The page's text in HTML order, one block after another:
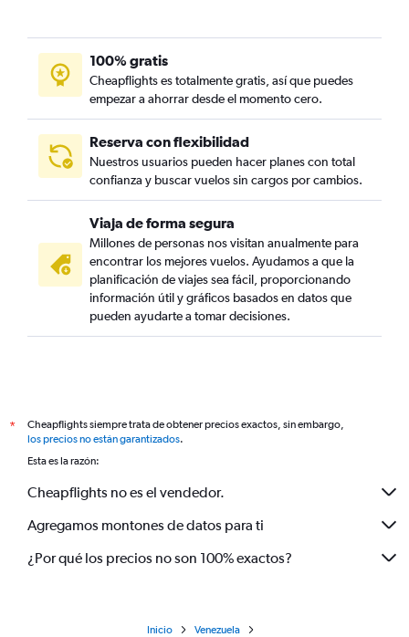
100% gratis
Cheapflights es totalmente gratis, así que puedes
empezar a ahorrar desde el momento cero.
Reserva con flexibilidad
Nuestros usuarios pueden hacer planes con total
confianza y buscar vuelos sin cargos por cambios.
Viaja de forma segura
Millones de personas nos visitan anualmente para
encontrar los mejores vuelos. Ayudamos a que la
planificación de viajes sea fácil, proporcionando
información útil y gráficos basados en datos que
pueden ayudarte a tomar decisiones.
*
Cheapflights siempre trata de obtener precios exactos, sin embargo,
los precios no están garantizados.
Esta es la razón:
Cheapflights no es el vendedor.
Agregamos montones de datos para ti
¿Por qué los precios no son 100% exactos?
Inicio Venezuela